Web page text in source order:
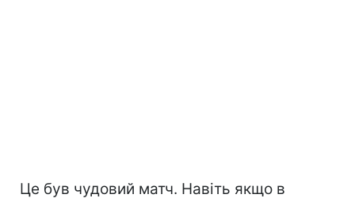
Це був чудовий матч. Навіть якщо в